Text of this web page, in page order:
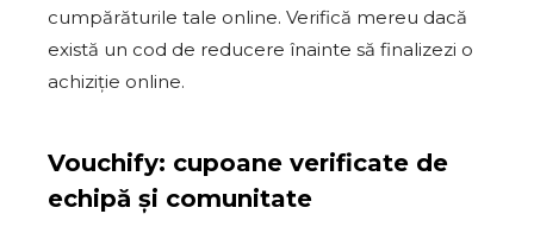
cumpărăturile tale online. Verifică mereu dacă
există un cod de reducere înainte să finalizezi o
achiziție online.
Vouchify: cupoane verificate de
echipă și comunitate